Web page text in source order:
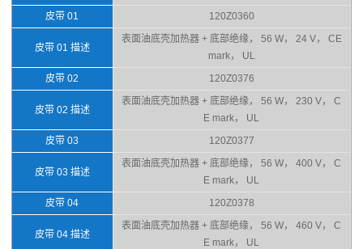
皮带 01
120Z0360
皮带 01 描述
表面油底壳加热器 + 底部绝缘， 56 W， 24 V， CE
mark， UL
皮带 02
120Z0376
皮带 02 描述
表面油底壳加热器 + 底部绝缘， 56 W， 230 V， C
E mark， UL
皮带 03
120Z0377
皮带 03 描述
表面油底壳加热器 + 底部绝缘， 56 W， 400 V， C
E mark， UL
皮带 04
120Z0378
皮带 04 描述
表面油底壳加热器 + 底部绝缘， 56 W， 460 V， C
E mark， UL